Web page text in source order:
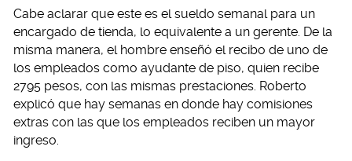
Cabe aclarar que este es el sueldo semanal para un
encargado de tienda, lo equivalente a un gerente. De la
misma manera, el hombre enseñó el recibo de uno de
los empleados como ayudante de piso, quien recibe
2795 pesos, con las mismas prestaciones. Roberto
explicó que hay semanas en donde hay comisiones
extras con las que los empleados reciben un mayor
ingreso.